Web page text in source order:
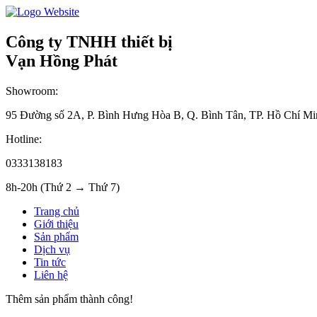
Công ty TNHH thiết bị
Vạn Hồng Phát
Showroom:
95 Đường số 2A, P. Bình Hưng Hòa B, Q. Bình Tân, TP. Hồ Chí
Hotline:
0333138183
8h-20h (Thứ 2 → Thứ 7)
Trang chủ
Giới thiệu
Sản phẩm
Dịch vụ
Tin tức
Liên hệ
Thêm sản phẩm thành công!